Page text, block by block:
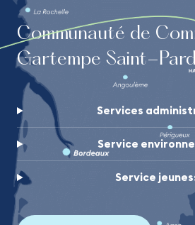
Communauté de
Gartempe Saint-
Services
Service
Service